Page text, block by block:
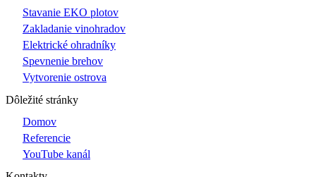
Stavanie EKO plotov
Zakladanie vinohradov
Elektrické ohradníky
Spevnenie brehov
Vytvorenie ostrova
Dôležité stránky
Domov
Referencie
YouTube kanál